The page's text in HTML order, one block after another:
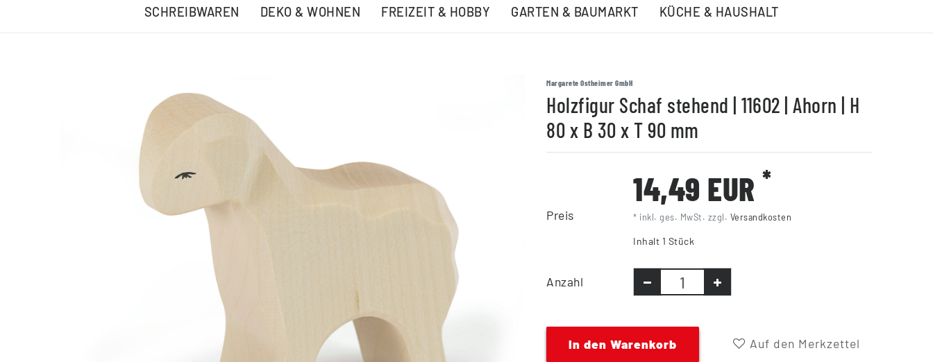
SCHREIBWAREN DEKO & WOHNEN FREIZEIT & HOBBY GARTEN & BAUMARKT KÜCHE & HAUSHALT
Margarete Ostheimer GmbH
Holzfigur Schaf stehend | 11602 | Ahorn | H
80 x B 30 x T 90 mm
Preis
14,49 EUR *
* inkl. ges. MwSt. zzgl. Versandkosten
Inhalt 1 Stück
Anzahl
In den Warenkorb Auf den Merkzettel